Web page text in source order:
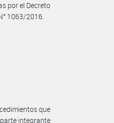
por el Decreto
1063/2016.
que
integrante